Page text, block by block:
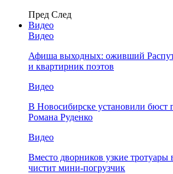
Пред След
Видео
Видео
Афиша выходных: оживший
и квартирник поэтов
Видео
В Новосибирске установили бюст
Романа Руденко
Видео
Вместо дворников узкие тротуары
чистит мини-погрузчик